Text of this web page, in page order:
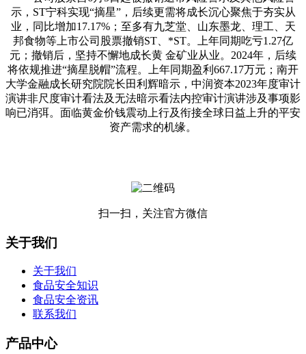
示，ST宁科实现“摘星”，后续更需将成长沉心聚焦于夯实从
业，同比增加17.17%；至多有九芝堂、山东墨龙、理工、天
邦食物等上市公司股票撤销ST、*ST。上年同期吃亏1.27亿
元；撤销后，坚持不懈地成长黄 金矿业从业。2024年，后续
将依规推进“摘星脱帽”流程。上年同期盈利667.17万元；南开
大学金融成长研究院院长田利辉暗示，中润资本2023年度审计
演讲非尺度审计看法及无法暗示看法内控审计演讲涉及事项影
响已消弭。面临黄金价钱震动上行及衔接全球日益上升的平安
资产需求的机缘。
扫一扫，关注官方微信
关于我们
关于我们
食品安全知识
食品安全资讯
联系我们
产品中心